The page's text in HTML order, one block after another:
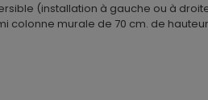
(installation à gauche ou à
colonne murale de 70 cm. de